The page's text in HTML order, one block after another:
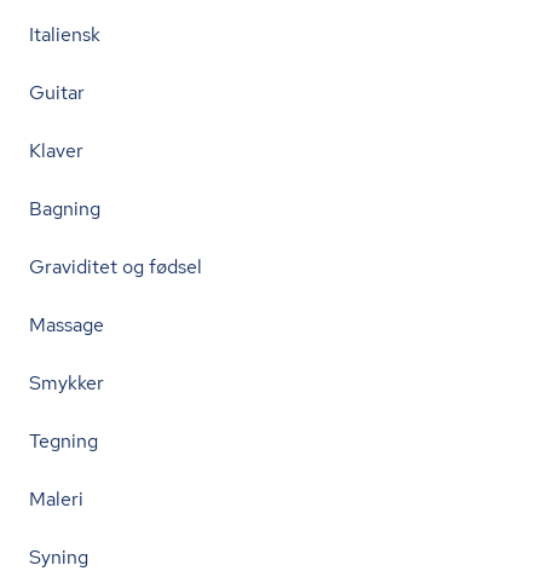
Italiensk
Guitar
Klaver
Bagning
Graviditet og fødsel
Massage
Smykker
Tegning
Maleri
Syning